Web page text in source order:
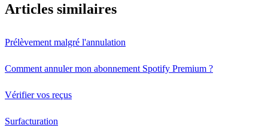
Articles similaires
Prélèvement malgré l'annulation
Comment annuler mon abonnement Spotify Premium ?
Vérifier vos reçus
Surfacturation